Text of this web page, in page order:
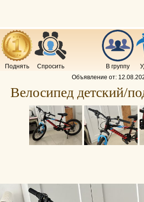
Поднять Спросить В группу
Объявление от:
Велосипед детский/